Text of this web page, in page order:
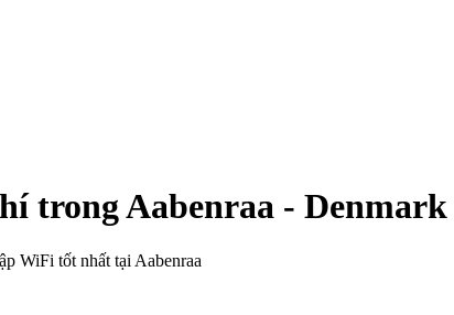
trongAabenraa - Denmark
WiFi tốt nhất tại Aabenraa